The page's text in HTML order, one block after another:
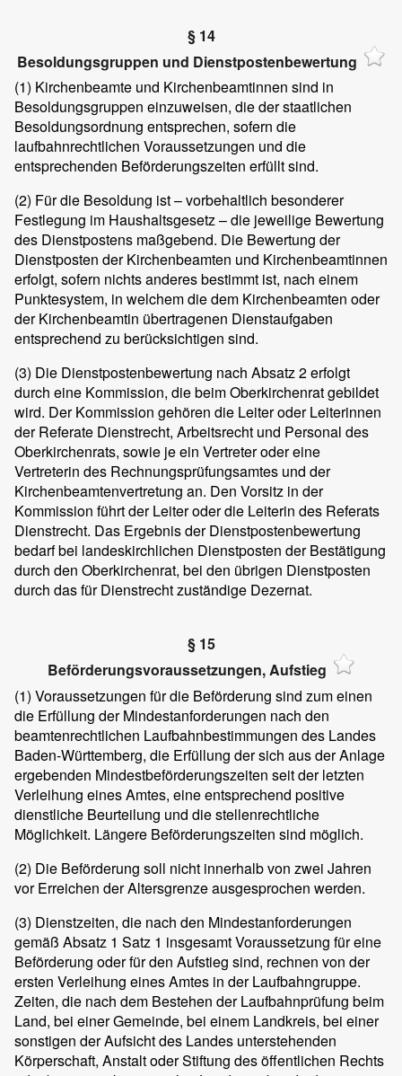
§ 14
Besoldungsgruppen und Dienstpostenbewertung
(1) Kirchenbeamte und Kirchenbeamtinnen sind in
Besoldungsgruppen einzuweisen, die der staatlichen
Besoldungsordnung entsprechen, sofern die
laufbahnrechtlichen Voraussetzungen und die
entsprechenden Beförderungszeiten erfüllt sind.
(2) Für die Besoldung ist – vorbehaltlich besonderer
Festlegung im Haushaltsgesetz – die jeweilige Bewertung
des Dienstpostens maßgebend. Die Bewertung der
Dienstposten der Kirchenbeamten und Kirchenbeamtinnen
erfolgt, sofern nichts anderes bestimmt ist, nach einem
Punktesystem, in welchem die dem Kirchenbeamten oder
der Kirchenbeamtin übertragenen Dienstaufgaben
entsprechend zu berücksichtigen sind.
(3) Die Dienstpostenbewertung nach Absatz 2 erfolgt
durch eine Kommission, die beim Oberkirchenrat gebildet
wird. Der Kommission gehören die Leiter oder Leiterinnen
der Referate Dienstrecht, Arbeitsrecht und Personal des
Oberkirchenrats, sowie je ein Vertreter oder eine
Vertreterin des Rechnungsprüfungsamtes und der
Kirchenbeamtenvertretung an. Den Vorsitz in der
Kommission führt der Leiter oder die Leiterin des Referats
Dienstrecht. Das Ergebnis der Dienstpostenbewertung
bedarf bei landeskirchlichen Dienstposten der Bestätigung
durch den Oberkirchenrat, bei den übrigen Dienstposten
durch das für Dienstrecht zuständige Dezernat.
§ 15
Beförderungsvoraussetzungen, Aufstieg
(1) Voraussetzungen für die Beförderung sind zum einen
die Erfüllung der Mindestanforderungen nach den
beamtenrechtlichen Laufbahnbestimmungen des Landes
Baden-Württemberg, die Erfüllung der sich aus der Anlage
ergebenden Mindestbeförderungszeiten seit der letzten
Verleihung eines Amtes, eine entsprechend positive
dienstliche Beurteilung und die stellenrechtliche
Möglichkeit. Längere Beförderungszeiten sind möglich.
(2) Die Beförderung soll nicht innerhalb von zwei Jahren
vor Erreichen der Altersgrenze ausgesprochen werden.
(3) Dienstzeiten, die nach den Mindestanforderungen
gemäß Absatz 1 Satz 1 insgesamt Voraussetzung für eine
Beförderung oder für den Aufstieg sind, rechnen von der
ersten Verleihung eines Amtes in der Laufbahngruppe.
Zeiten, die nach dem Bestehen der Laufbahnprüfung beim
Land, bei einer Gemeinde, bei einem Landkreis, bei einer
sonstigen der Aufsicht des Landes unterstehenden
Körperschaft, Anstalt oder Stiftung des öffentlichen Rechts